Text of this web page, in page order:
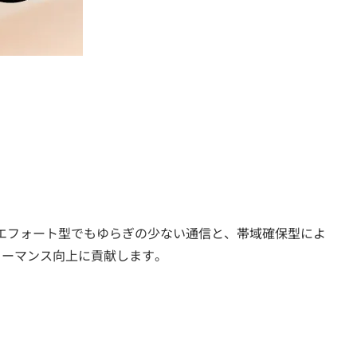
ォート型でもゆらぎの少ない通信と、帯域確保型によ
マンス向上に貢献します。